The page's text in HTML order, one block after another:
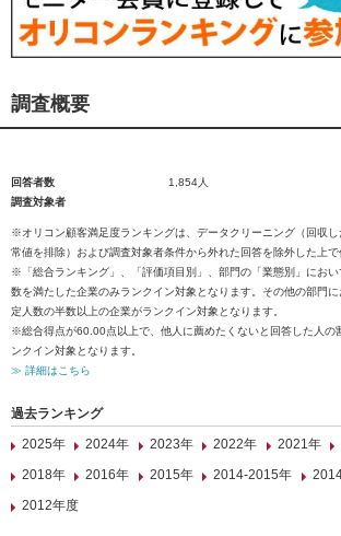
調査概要
回答者数
1,854人
調査対象者
※オリコン顧客満足度ランキングは、データクリーニング（回収
常値を排除）および調査対象者条件から外れた回答を除外した上で
※「総合ランキング」、「評価項目別」、部門の「業態別」におい
数を満たした企業のみランクイン対象となります。その他の部門
定人数の半数以上の企業がランクイン対象となります。
※総合得点が60.00点以上で、他人に薦めたくないと回答した人の
ンクイン対象となります。
≫ 詳細はこちら
過去ランキング
2025年
2024年 2023年 2022年 2021年
2018年
2016年 2015年 2014-2015年
2012年度